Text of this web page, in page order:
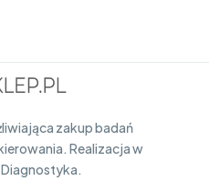
zakup badań
Realizacja w